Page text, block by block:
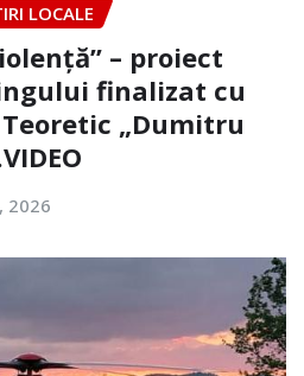
LOCALE
– proiect
finalizat cu
„Dumitru
2026